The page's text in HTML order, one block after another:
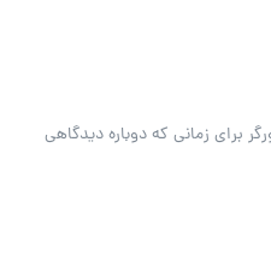
برای زمانی که دوباره دیدگاهی